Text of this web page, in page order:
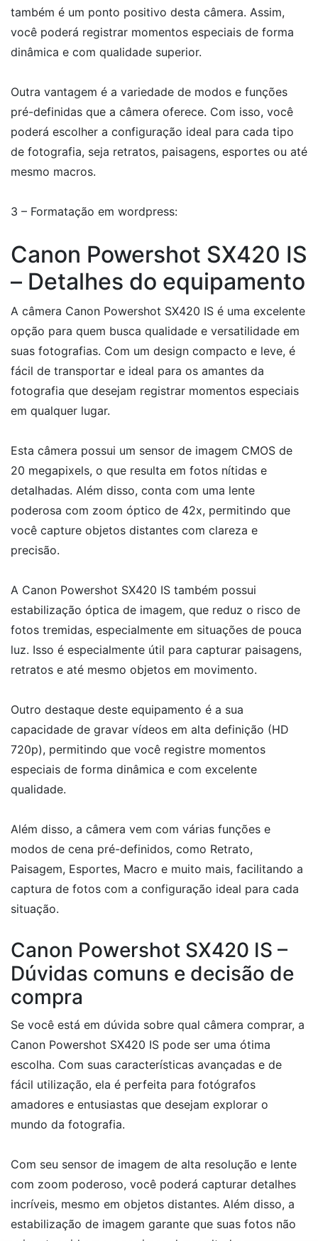
também é um ponto positivo desta câmera. Assim,
você poderá registrar momentos especiais de forma
dinâmica e com qualidade superior.
Outra vantagem é a variedade de modos e funções
pré-definidas que a câmera oferece. Com isso, você
poderá escolher a configuração ideal para cada tipo
de fotografia, seja retratos, paisagens, esportes ou até
mesmo macros.
3 – Formatação em wordpress:
Canon Powershot SX420 IS
– Detalhes do equipamento
A câmera Canon Powershot SX420 IS é uma excelente
opção para quem busca qualidade e versatilidade em
suas fotografias. Com um design compacto e leve, é
fácil de transportar e ideal para os amantes da
fotografia que desejam registrar momentos especiais
em qualquer lugar.
Esta câmera possui um sensor de imagem CMOS de
20 megapixels, o que resulta em fotos nítidas e
detalhadas. Além disso, conta com uma lente
poderosa com zoom óptico de 42x, permitindo que
você capture objetos distantes com clareza e
precisão.
A Canon Powershot SX420 IS também possui
estabilização óptica de imagem, que reduz o risco de
fotos tremidas, especialmente em situações de pouca
luz. Isso é especialmente útil para capturar paisagens,
retratos e até mesmo objetos em movimento.
Outro destaque deste equipamento é a sua
capacidade de gravar vídeos em alta definição (HD
720p), permitindo que você registre momentos
especiais de forma dinâmica e com excelente
qualidade.
Além disso, a câmera vem com várias funções e
modos de cena pré-definidos, como Retrato,
Paisagem, Esportes, Macro e muito mais, facilitando a
captura de fotos com a configuração ideal para cada
situação.
Canon Powershot SX420 IS –
Dúvidas comuns e decisão de
compra
Se você está em dúvida sobre qual câmera comprar, a
Canon Powershot SX420 IS pode ser uma ótima
escolha. Com suas características avançadas e de
fácil utilização, ela é perfeita para fotógrafos
amadores e entusiastas que desejam explorar o
mundo da fotografia.
Com seu sensor de imagem de alta resolução e lente
com zoom poderoso, você poderá capturar detalhes
incríveis, mesmo em objetos distantes. Além disso, a
estabilização de imagem garante que suas fotos não